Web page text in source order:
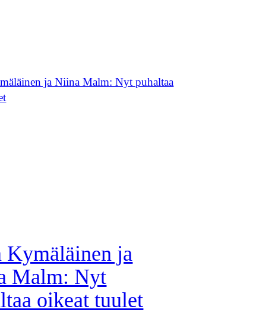
Kymäläinen ja
Malm: Nyt
oikeat tuulet